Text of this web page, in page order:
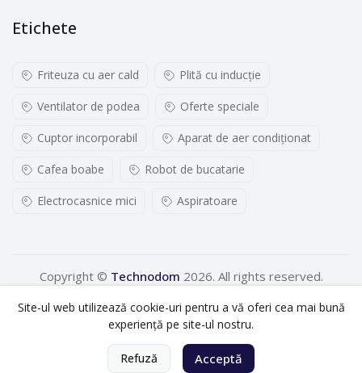
Etichete
Friteuza cu aer cald Plită cu inducţie
Ventilator de podea Oferte speciale
Cuptor incorporabil Aparat de aer condiționat
Cafea boabe Robot de bucatarie
Electrocasnice mici Aspiratoare
Copyright © Technodom 2026. All rights reserved.
Site-ul web utilizează cookie-uri pentru a vă oferi cea mai bună
experiență pe site-ul nostru.
Refuză Acceptă